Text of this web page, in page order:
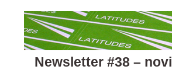
Newsletter #38 –